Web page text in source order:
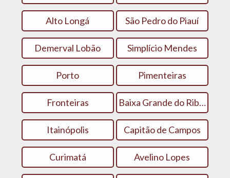
Alto Longá São Pedro do Piauí
Demerval Lobão Simplício Mendes
Porto Pimenteiras
Fronteiras Baixa Grande do Ribeiro
Itainópolis Capitão de Campos
Curimatá Avelino Lopes